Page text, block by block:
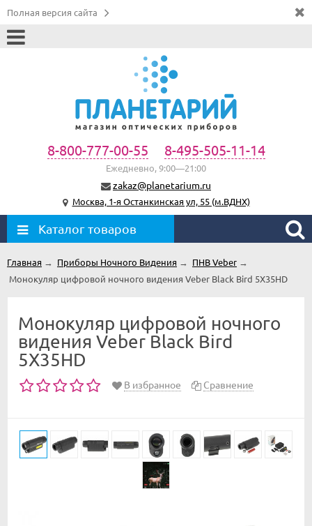
Полная версия сайта
8-800-777-00-55 8-495-505-11-14
Ежедневно, 9:00—21:00
zakaz@planetarium.ru
Москва, 1-я Останкинская ул, 55 (м.ВДНХ)
Каталог товаров
Главная → Приборы Ночного Видения → ПНВ Veber →
Монокуляр цифровой ночного видения Veber Black Bird 5Х35HD
Монокуляр цифровой ночного
видения Veber Black Bird
5Х35HD
В избранное Сравнение